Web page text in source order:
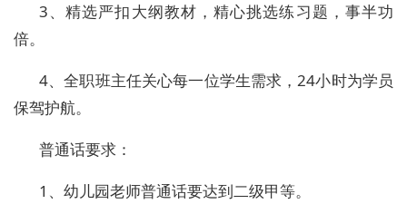
3、精选严扣大纲教材，精心挑选练习题，事半功
倍。
4、全职班主任关心每一位学生需求，24小时为学员
保驾护航。
普通话要求：
1、幼儿园老师普通话要达到二级甲等。